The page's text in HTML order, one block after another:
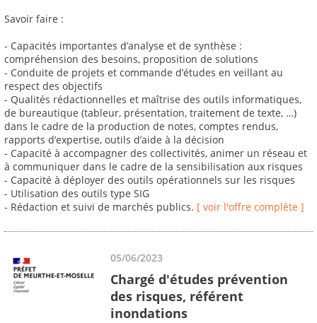
Savoir faire :
- Capacités importantes d’analyse et de synthèse :
compréhension des besoins, proposition de solutions
- Conduite de projets et commande d’études en veillant au
respect des objectifs
- Qualités rédactionnelles et maîtrise des outils informatiques,
de bureautique (tableur, présentation, traitement de texte, …)
dans le cadre de la production de notes, comptes rendus,
rapports d’expertise, outils d’aide à la décision
- Capacité à accompagner des collectivités, animer un réseau et
à communiquer dans le cadre de la sensibilisation aux risques
- Capacité à déployer des outils opérationnels sur les risques
- Utilisation des outils type SIG
- Rédaction et suivi de marchés publics. [ voir l'offre complète ]
05/06/2023
Chargé d'études prévention
des risques, référent
inondations